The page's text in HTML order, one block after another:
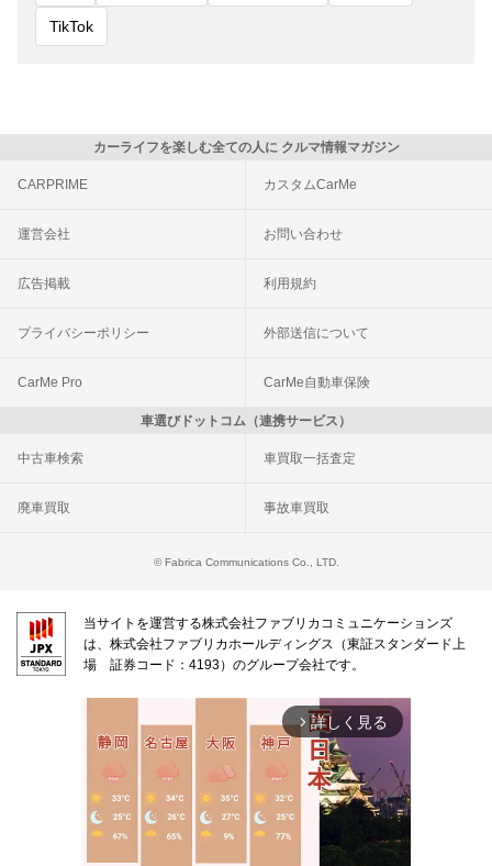
TikTok
カーライフを楽しむ全ての人に クルマ情報マガジン
CARPRIME カスタムCarMe
運営会社 お問い合わせ
広告掲載 利用規約
プライバシーポリシー 外部送信について
CarMe Pro CarMe自動車保険
車選びドットコム（連携サービス）
中古車検索 車買取一括査定
廃車買取 事故車買取
© Fabrica Communications Co., LTD.
当サイトを運営する株式会社ファブリカコミュニケーションズ
は、株式会社ファブリカホールディングス（東証スタンダード上
場 証券コード：4193）のグループ会社です。
arrow_forward_ios 詳しく見る